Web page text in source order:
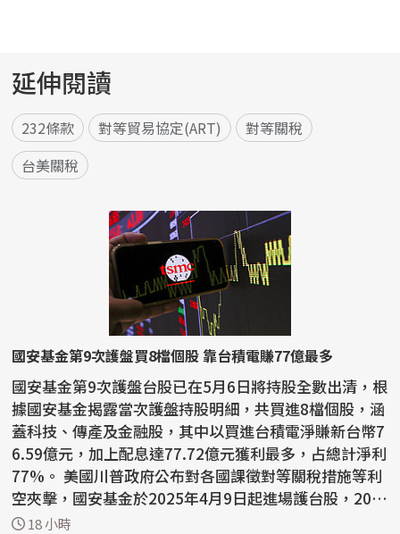
延伸閱讀
232條款 對等貿易協定(ART)
對等關稅
台美關稅
國安基金第9次護盤買8檔個股 靠台積電賺77億最多
國安基金第9次護盤台股已在5月6日將持股全數出清，根
據國安基金揭露當次護盤持股明細，共買進8檔個股，涵
蓋科技、傳產及金融股，其中以買進台積電淨賺新台幣7
6.59億元，加上配息達77.72億元獲利最多，占總計淨利
77%。 美國川普政府公布對各國課徵對等關稅措施等利
空夾擊，國安基金於2025年4月9日起進場護台股，202
6...18 小時